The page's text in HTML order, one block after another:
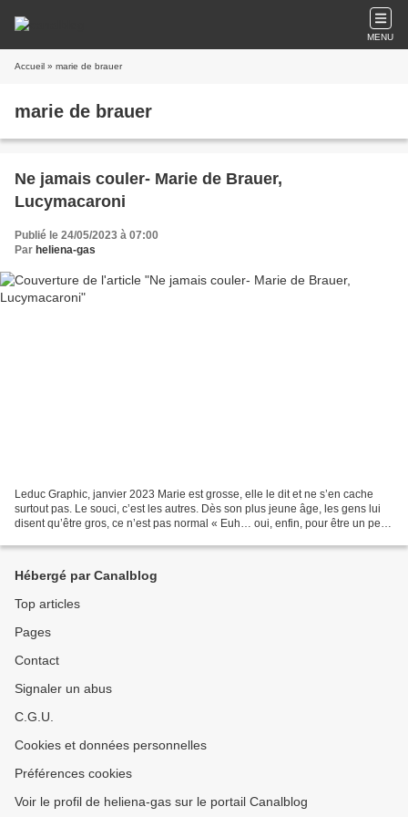
MENU
Accueil » marie de brauer
marie de brauer
Ne jamais couler- Marie de Brauer,
Lucymacaroni
Publié le 24/05/2023 à 07:00
Par heliena-gas
Leduc Graphic, janvier 2023 Marie est grosse, elle le dit et ne s’en cache
surtout pas. Le souci, c’est les autres. Dès son plus jeune âge, les gens lui
disent qu’être gros, ce n’est pas normal « Euh… oui, enfin, pour être un petit
Hébergé par Canalblog
Top articles
Pages
Contact
Signaler un abus
C.G.U.
Cookies et données personnelles
Préférences cookies
Voir le profil de heliena-gas sur le portail Canalblog